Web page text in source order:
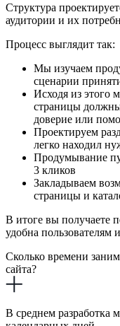
Структура
аудитории и их
Процесс выглядит так:
Мы изучаем
сценарии
Исходя из этого
страницы должны
доверие или
Проектируем
легко находил
Продумывание
3 кликов
Закладываем
страницы и
В итоге вы получаете
удобна пользователям
Сколько времени
сайта?
В среднем разработка